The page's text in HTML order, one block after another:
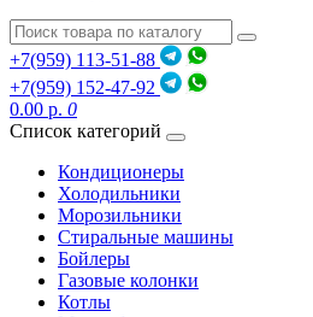
+7(959) 113-51-88
+7(959) 152-47-92
0.00 р. 0
Список категорий
Кондиционеры
Холодильники
Морозильники
Стиральные машины
Бойлеры
Газовые колонки
Котлы